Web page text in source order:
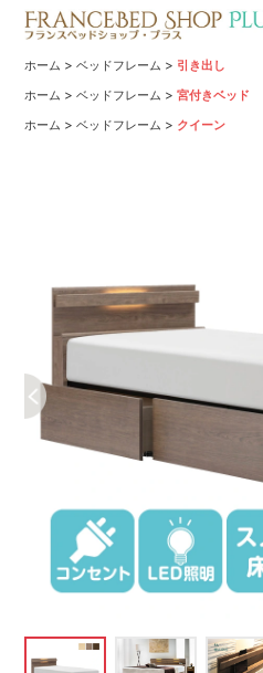
ホーム >ベッドフレーム > 引き出し
ホーム >ベッドフレーム >宮付きベッド
ホーム >ベッドフレーム > クイーン